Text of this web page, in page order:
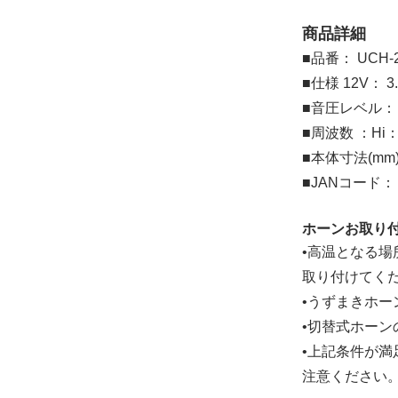
商品詳細
■品番： UCH-
■仕様 12V：
■音圧レベル
■周波数 ：Hi
■本体寸法
■JANコード
ホーンお取り
•高温となる
取り付けてく
•うずまきホ
•切替式ホー
•上記条件が
注意ください